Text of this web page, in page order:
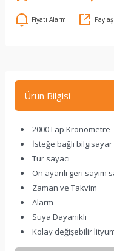
Fiyatı Alarmı Paylaş
Ürün Bilgisi
2000 Lap Kronometre
İsteğe bağlı
Tur sayacı
Ön ayarılı geri sayım
Zaman ve Takvim
Alarm
Suya Dayanıklı
Kolay değişebilir